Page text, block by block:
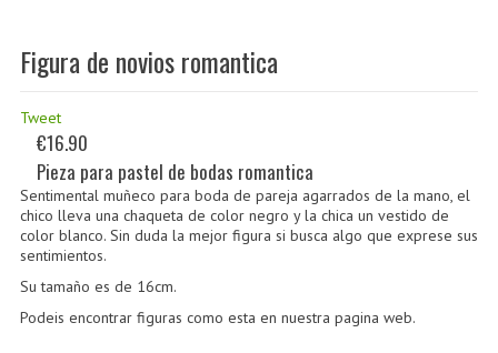
Figura de novios romantica
Tweet
€16.90
Pieza para pastel de bodas romantica
Sentimental muñeco para boda de pareja agarrados de la mano, el
chico lleva una chaqueta de color negro y la chica un vestido de
color blanco. Sin duda la mejor figura si busca algo que exprese sus
sentimientos.
Su tamaño es de 16cm.
Podeis encontrar figuras como esta en nuestra pagina web.